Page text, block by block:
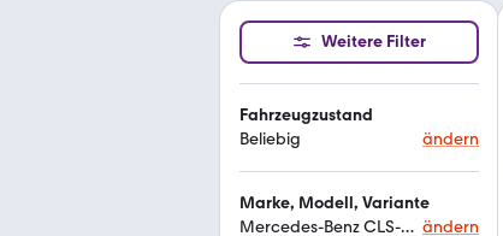
Weitere Filter
Fahrzeugzustand
Beliebig
ändern
Marke, Modell, Variante
Mercedes-Benz CLS-Klasse ändern